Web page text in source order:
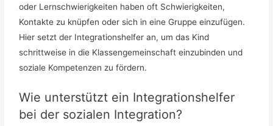
oder Lernschwierigkeiten haben oft Schwierigkeiten,
Kontakte zu knüpfen oder sich in eine Gruppe einzufügen.
Hier setzt der Integrationshelfer an, um das Kind
schrittweise in die Klassengemeinschaft einzubinden und
soziale Kompetenzen zu fördern.
Wie unterstützt ein Integrationshelfer
bei der sozialen Integration?